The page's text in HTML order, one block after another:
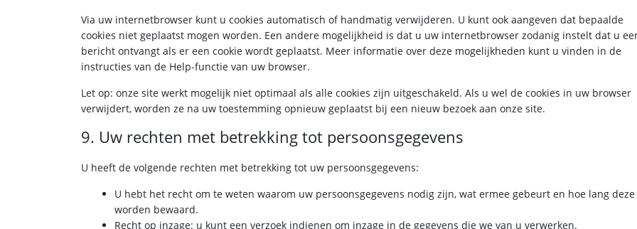
Via uw internetbrowser kunt u cookies automatisch of handmatig verwijderen. U kunt ook aangeven dat bepaalde
cookies niet geplaatst mogen worden. Een andere mogelijkheid is dat u uw internetbrowser zodanig instelt dat u
bericht ontvangt als er een cookie wordt geplaatst. Meer informatie over deze mogelijkheden kunt u vinden in de
instructies van de Help-functie van uw browser.
Let op: onze site werkt mogelijk niet optimaal als alle cookies zijn uitgeschakeld. Als u wel de cookies in uw browser
verwijdert, worden ze na uw toestemming opnieuw geplaatst bij een nieuw bezoek aan onze site.
9. Uw rechten met betrekking tot persoonsgegevens
U heeft de volgende rechten met betrekking tot uw persoonsgegevens:
U hebt het recht om te weten waarom uw persoonsgegevens nodig zijn, wat ermee gebeurt en hoe lang deze
worden bewaard.
Recht op inzage: u kunt een verzoek indienen om inzage in de gegevens die we van u verwerken.